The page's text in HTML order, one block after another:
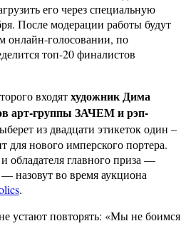
его через специальную
После модерации работы будут
онлайн-голосовании, по
топ-20 финалистов
входятхудожник Дима
арт-группы ЗАЧЕМ и рэп-
из двадцати этикеток один –
нового имперского портера.
обладателя главного приза —
назовут во время аукциона
.
устают повторять: «Мы не боимся